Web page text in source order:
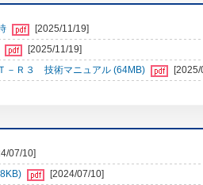
[2025/11/19]
[2025/11/19]
－Ｒ３ 技術マニュアル (64MB)
07/10]
[2024/07/10]